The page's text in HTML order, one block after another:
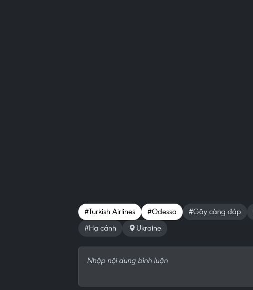
#Turkish Airlines #Odessa #Gãy càng đáp
#Hạ cánh
Ukraine